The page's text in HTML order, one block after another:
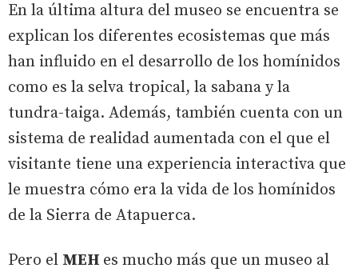
En la última altura del museo se encuentra se
explican los diferentes ecosistemas que más
han influido en el desarrollo de los homínidos
como es la selva tropical, la sabana y la
tundra-taiga. Además, también cuenta con un
sistema de realidad aumentada con el que el
visitante tiene una experiencia interactiva que
le muestra cómo era la vida de los homínidos
de la Sierra de Atapuerca.
Pero el MEH es mucho más que un museo al